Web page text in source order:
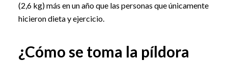
(2,6 kg) más en un año que las personas que únicamente
hicieron dieta y ejercicio.
¿Cómo se toma la píldora